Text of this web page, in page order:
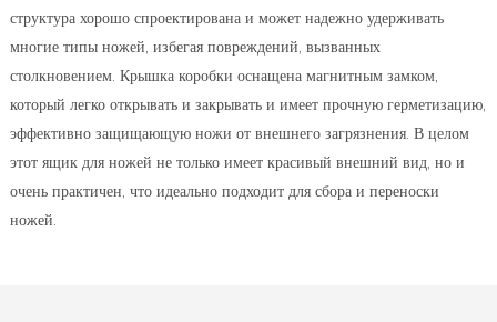
структура хорошо спроектирована и может надежно удерживать
многие типы ножей, избегая повреждений, вызванных
столкновением. Крышка коробки оснащена магнитным замком,
который легко открывать и закрывать и имеет прочную герметизацию,
эффективно защищающую ножи от внешнего загрязнения. В целом
этот ящик для ножей не только имеет красивый внешний вид, но и
очень практичен, что идеально подходит для сбора и переноски
ножей.